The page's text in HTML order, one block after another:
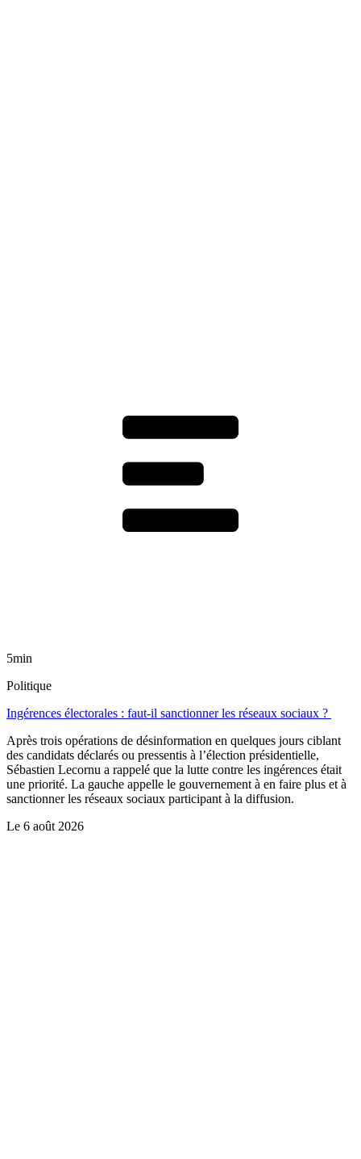
5min
Politique
Ingérences électorales : faut-il sanctionner les réseaux sociaux ?
Après trois opérations de désinformation en quelques jours ciblant
des candidats déclarés ou pressentis à l’élection présidentielle,
Sébastien Lecornu a rappelé que la lutte contre les ingérences était
une priorité. La gauche appelle le gouvernement à en faire plus et à
sanctionner les réseaux sociaux participant à la diffusion.
Le 6 août 2026